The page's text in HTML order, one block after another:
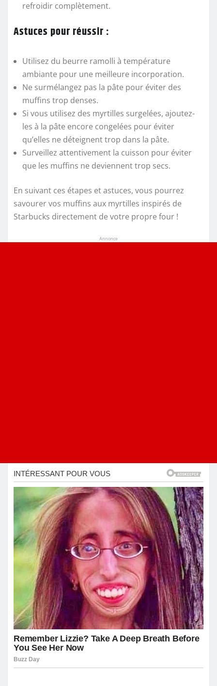
refroidir complètement.
Astuces pour réussir :
Utilisez du beurre ramolli à température
ambiante pour une meilleure incorporation.
Ne surmélangez pas la pâte pour éviter des
muffins trop denses.
Si vous utilisez des myrtilles surgelées, ajoutez-
les à la pâte encore congelées pour éviter
qu’elles ne déteignent trop dans la pâte.
Surveillez attentivement la cuisson pour éviter
que les muffins ne deviennent trop secs.
En suivant ces étapes et astuces, vous pourrez
savourer vos muffins aux myrtilles inspirés de
Starbucks directement de votre propre four !
Annonce